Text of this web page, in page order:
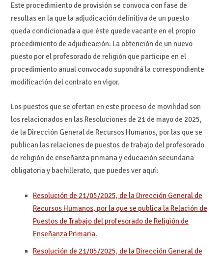
Este procedimiento de provisión se convoca con fase de
resultas en la que la adjudicación definitiva de un puesto
queda condicionada a que éste quede vacante en el propio
procedimiento de adjudicación. La obtención de un nuevo
puesto por el profesorado de religión que participe en el
procedimiento anual convocado supondrá la correspondiente
modificación del contrato en vigor.
Los puestos que se ofertan en este proceso de movilidad son
los relacionados en las Resoluciones de 21 de mayo de 2025,
de la Dirección General de Recursos Humanos, por las que se
publican las relaciones de puestos de trabajo del profesorado
de religión de enseñanza primaria y educación secundaria
obligatoria y bachillerato, que puedes ver aquí:
Resolución de 21/05/2025, de la Dirección General de
Recursos Humanos, por la que se publica la Relación de
Puestos de Trabajo del profesorado de Religión de
Enseñanza Primaria.
Resolución de 21/05/2025, de la Dirección General de